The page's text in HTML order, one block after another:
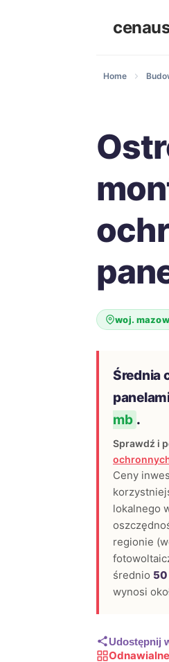
Home
woj.
Średnia
mb .
Sprawdź i
Ceny
lokalnego
regionie
średnio 50
wynosi
Udostępnij